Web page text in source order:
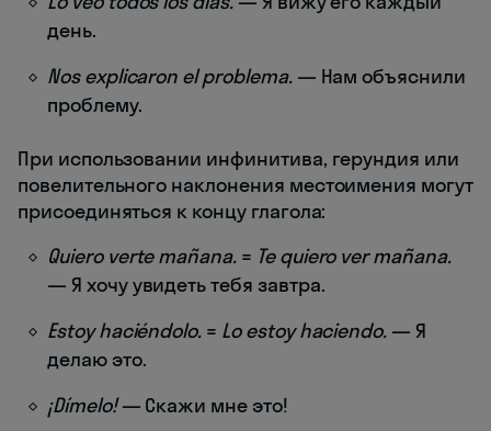
день.
Nos explicaron el problema.— Нам объяснили
проблему.
При использовании инфинитива, герундия или
повелительного наклонения местоимения могут
присоединяться к концу глагола:
Quiero verte mañana. = Te quiero ver mañana.
— Я хочу увидеть тебя завтра.
Estoy haciéndolo. = Lo estoy haciendo. — Я
делаю это.
¡Dímelo!— Скажи мне это!